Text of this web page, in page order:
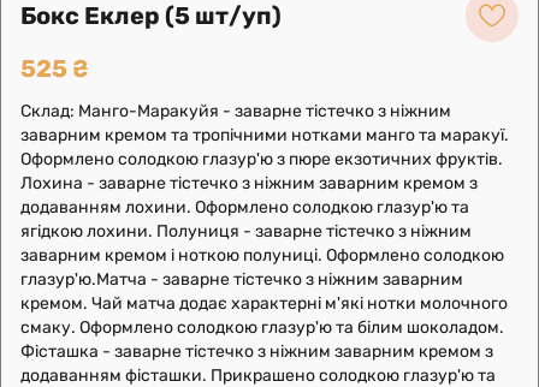
Leaflet | OpenFreeMap©OpenMapTilesData fromOpenStreetMap
Побудувати маршрут
Бокс Еклер (5 шт/уп)
525 ₴
Склад: Манго-Маракуйя - заварне тістечко з ніжним
заварним кремом та тропічними нотками манго та маракуї.
Оформлено солодкою глазур'ю з пюре екзотичних фруктів.
Лохина - заварне тістечко з ніжним заварним кремом з
додаванням лохини. Оформлено солодкою глазур'ю та
ягідкою лохини. Полуниця - заварне тістечко з ніжним
заварним кремом і ноткою полуниці. Оформлено солодкою
глазур'ю.Матча - заварне тістечко з ніжним заварним
кремом. Чай матча додає характерні м'які нотки молочного
смаку. Оформлено солодкою глазур'ю та білим шоколадом.
Фісташка - заварне тістечко з ніжним заварним кремом з
додаванням фісташки. Прикрашено солодкою глазур'ю та